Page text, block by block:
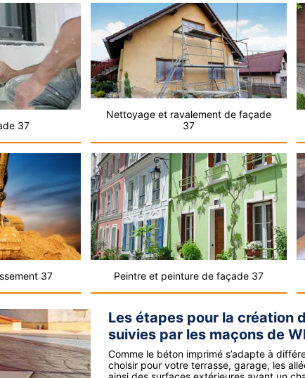
37
Nettoyage et ravalement de façade
37
37 Peintre et peinture de façade 37
Les étapes pour la création
suivies par les maçons de
Comme le béton imprimé s’adapte à
choisir pour votre terrasse, garage, les